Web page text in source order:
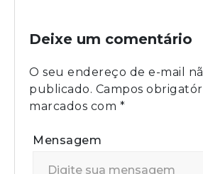
Deixe um comentário
O seu endereço de e-mail
publicado. Campos
marcados com *
Mensagem